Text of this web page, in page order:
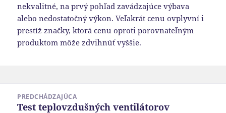
nekvalitné, na prvý pohľad zavádzajúce výbava
alebo nedostatočný výkon. Veľakrát cenu ovplyvní i
prestíž značky, ktorá cenu oproti porovnateľným
produktom môže zdvihnúť vyššie.
PREDCHÁDZAJÚCA
Predchádzajúci
Test teplovzdušných ventilátorov